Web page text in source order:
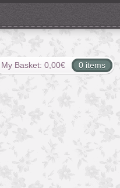
My Basket: 0,00€ 0 items